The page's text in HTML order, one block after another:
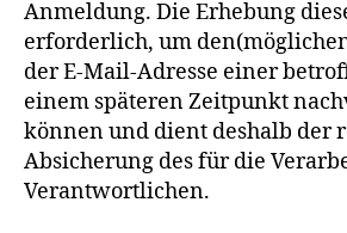
Anmeldung. Die Erhebung
erforderlich, um
der E-Mail-Adresse einer
einem späteren Zeitpunkt
können und dient deshalb der
Absicherung des für die
Verantwortlichen.